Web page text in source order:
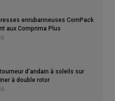
alimente ses 160 vaches
à base d’ensilage d’herbe et
enrubanneuses ComPack
aux Comprima Plus
d’andain à soleils sur
à double rotor